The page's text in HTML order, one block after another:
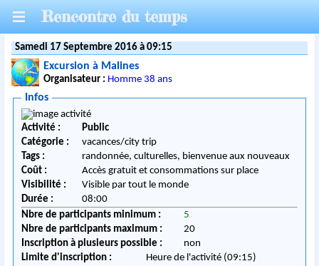
Rencontre du temps
Samedi 17 Septembre 2016 à 09:15
Excursion à Malines
Organisateur : Homme 38 ans
Infos
Activité :
Public
Catégorie :
vacances/city trip
Tags :
randonnée, culturelles, bienvenue aux nouveaux
Coût :
Accès gratuit et consommations sur place
Visibilité :
Visible par tout le monde
Durée :
08:00
Nbre de participants minimum :
5
Nbre de participants maximum :
20
Inscription à plusieurs possible :
non
Limite d'inscription :
Heure de l'activité (09:15)